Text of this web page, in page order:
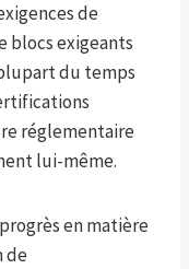
de
blocs exigeants
du temps
réglementaire
lui-même.
en matière
de